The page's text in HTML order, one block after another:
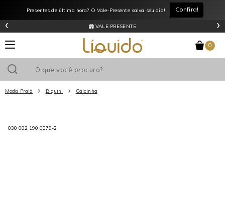
Presentes de última hora? O Vale-Presente salva seu dia! Confira!
VALE PRESENTE
‹ ›
0
Moda Praia Biquíni Calcinha
030 002 190 0079-2